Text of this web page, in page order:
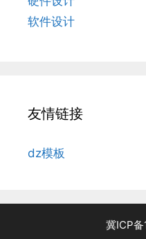
软件设计
友情链接
dz模板
冀ICP